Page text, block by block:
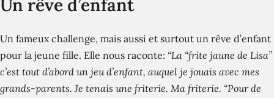
Un rêve d’enfant
Un fameux challenge, mais aussi et surtout un rêve d’enfant
pour la jeune fille. Elle nous raconte: “La “frite jaune de Lisa”
c’est tout d’abord un jeu d’enfant, auquel je jouais avec mes
grands-parents. Je tenais une friterie. Ma friterie. “Pour de